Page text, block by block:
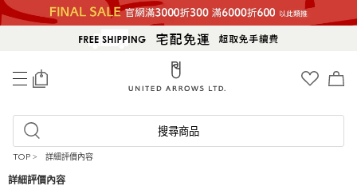
搜尋商品
TOP > 詳細評價內容
詳細評價內容